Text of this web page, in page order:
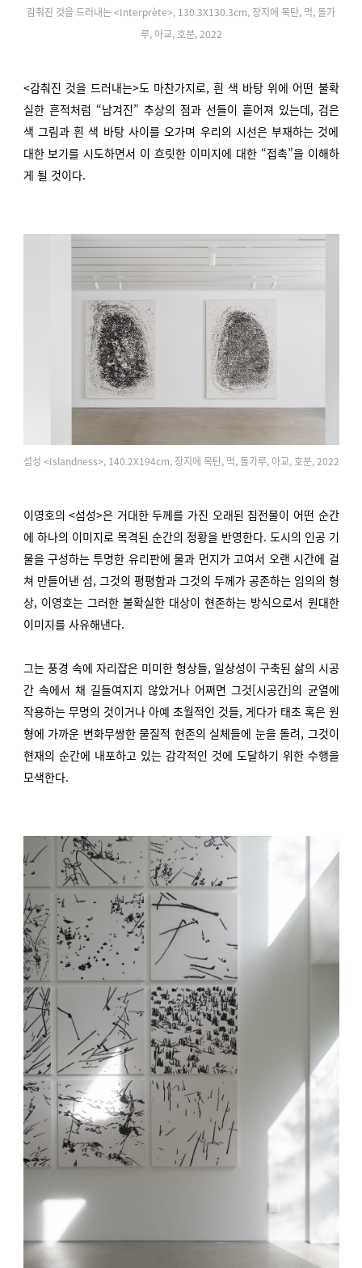
감춰진 것을 드러내는 <Interprète>, 130.3X130.3cm, 장지에 목탄, 먹, 돌가
루, 아교, 호분, 2022
<감춰진 것을 드러내는>도 마찬가지로, 흰 색 바탕 위에 어떤 불확
실한 흔적처럼 “남겨진” 추상의 점과 선들이 흩어져 있는데, 검은
색 그림과 흰 색 바탕 사이를 오가며 우리의 시선은 부재하는 것에
대한 보기를 시도하면서 이 흐릿한 이미지에 대한 “접촉”을 이해하
게 될 것이다.
섬성 <Islandness>, 140.2X194cm, 장지에 목탄, 먹, 돌가루, 아교, 호분, 2022
이영호의 <섬성>은 거대한 두께를 가진 오래된 침전물이 어떤 순간
에 하나의 이미지로 목격된 순간의 정황을 반영한다. 도시의 인공 기
물을 구성하는 투명한 유리판에 물과 먼지가 고여서 오랜 시간에 걸
쳐 만들어낸 섬, 그것의 평평함과 그것의 두께가 공존하는 임의의 형
상, 이영호는 그러한 불확실한 대상이 현존하는 방식으로서 원대한
이미지를 사유해낸다.
그는 풍경 속에 자리잡은 미미한 형상들, 일상성이 구축된 삶의 시공
간 속에서 채 길들여지지 않았거나 어쩌면 그것[시공간]의 균열에
작용하는 무명의 것이거나 아예 초월적인 것들, 게다가 태초 혹은 원
형에 가까운 변화무쌍한 물질적 현존의 실체들에 눈을 돌려, 그것이
현재의 순간에 내포하고 있는 감각적인 것에 도달하기 위한 수행을
모색한다.